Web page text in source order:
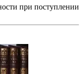
при поступлении